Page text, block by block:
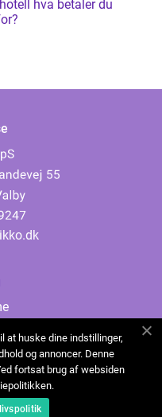
du
at huske dine indstillinger,
og annoncer. Denne
fortsat brug af websiden